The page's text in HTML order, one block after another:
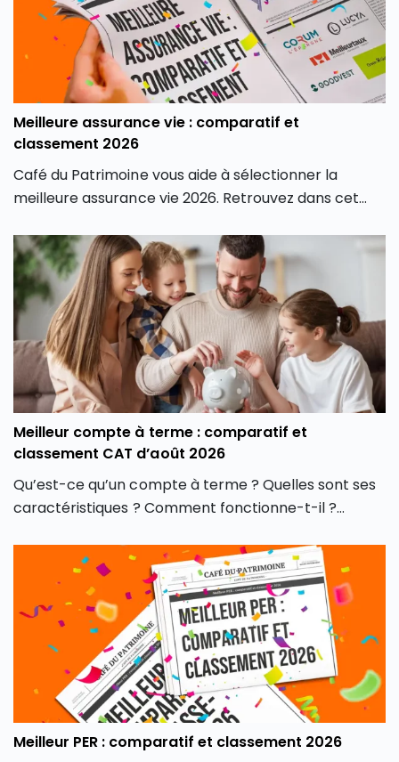
Meilleure assurance vie : comparatif et
classement 2026
Café du Patrimoine vous aide à sélectionner la
meilleure assurance vie 2026. Retrouvez dans cet
vie du marché, en fonction de différents critères, afin
de contenter tous les profils d’investisseurs.
Meilleur compte à terme : comparatif et
classement CAT d’août 2026
Qu’est-ce qu’un compte à terme ? Quelles sont ses
caractéristiques ? Comment fonctionne-t-il ?
Quelle est sa fiscalité ? Café du Patrimoine vous dit
tout sur ce placement sans risques.
Meilleur PER : comparatif et classement 2026